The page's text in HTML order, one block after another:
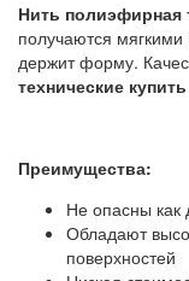
Нить полиэфирная
получаются
держит форму.
технические купить
Преимущества:
Не опасны как
Обладают
поверхностей